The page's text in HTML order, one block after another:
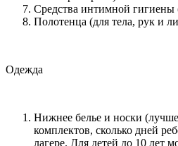
Средства интимной гигиены
Полотенца (для тела, рук и
Одежда
Нижнее белье и носки
комплектов, сколько дней
лагере. Для детей до 10 лет